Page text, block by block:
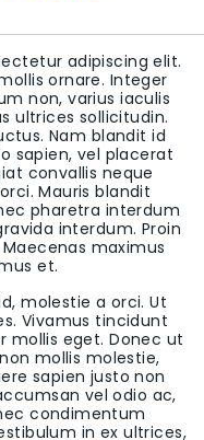
adipiscing elit.
ornare. Integer
non, varius iaculis
ultrices sollicitudin.
Nam blandit id
sapien, vel placerat
convallis neque
Mauris blandit
pharetra interdum
interdum. Proin
maximus
et.
molestie a orci. Ut
Vivamus tincidunt
mollis eget. Donec ut
mollis molestie,
sapien justo non
vel odio ac,
condimentum
in ex ultrices,